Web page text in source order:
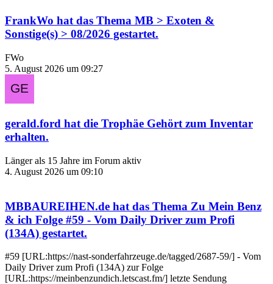
FrankWo hat das Thema MB > Exoten &
Sonstige(s) > 08/2026 gestartet.
FWo
5. August 2026 um 09:27
gerald.ford hat die Trophäe Gehört zum Inventar
erhalten.
Länger als 15 Jahre im Forum aktiv
4. August 2026 um 09:10
MBBAUREIHEN.de hat das Thema Zu Mein Benz
& ich Folge #59 - Vom Daily Driver zum Profi
(134A) gestartet.
#59 [URL:https://nast-sonderfahrzeuge.de/tagged/2687-59/] - Vom
Daily Driver zum Profi (134A) zur Folge
[URL:https://meinbenzundich.letscast.fm/] letzte Sendung